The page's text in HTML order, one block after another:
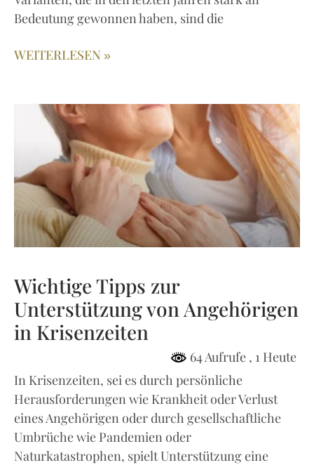
Bedeutung gewonnen haben, sind die
WEITERLESEN »
Wichtige Tipps zur
Unterstützung von Angehörigen
in Krisenzeiten
64 Aufrufe , 1 Heute
In Krisenzeiten, sei es durch persönliche
Herausforderungen wie Krankheit oder Verlust
eines Angehörigen oder durch gesellschaftliche
Umbrüche wie Pandemien oder
Naturkatastrophen, spielt Unterstützung eine